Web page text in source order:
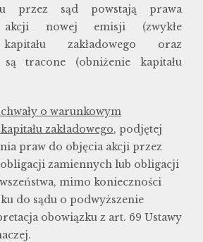
przez sąd powstają prawa
nowej emisji (zwykłe
zakładowego oraz
tracone (obniżenie kapitału
o warunkowym
zakładowego, podjętej
praw do objęcia akcji przez
zamiennych lub obligacji
mimo konieczności
do sądu o podwyższenie
obowiązku z art. 69 Ustawy